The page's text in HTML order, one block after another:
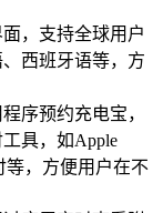
，支持全球用户
西班牙语等，方
序预约充电宝，
具，如Apple
等，方便用户在不